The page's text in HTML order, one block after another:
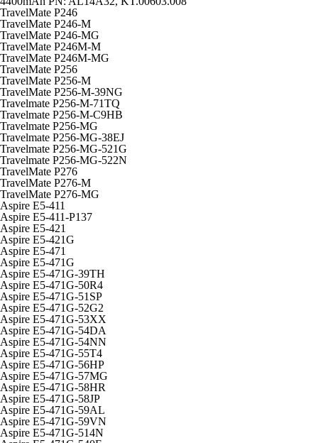
TravelMate P246
TravelMate P246-M
TravelMate P246-MG
TravelMate P246M-M
TravelMate P246M-MG
TravelMate P256
TravelMate P256-M
TravelMate P256-M-39NG
Travelmate P256-M-71TQ
Travelmate P256-M-C9HB
Travelmate P256-MG
Travelmate P256-MG-38EJ
Travelmate P256-MG-521G
Travelmate P256-MG-522N
TravelMate P276
TravelMate P276-M
TravelMate P276-MG
Aspire E5-411
Aspire E5-411-P137
Aspire E5-421
Aspire E5-421G
Aspire E5-471
Aspire E5-471G
Aspire E5-471G-39TH
Aspire E5-471G-50R4
Aspire E5-471G-51SP
Aspire E5-471G-52G2
Aspire E5-471G-53XX
Aspire E5-471G-54DA
Aspire E5-471G-54NN
Aspire E5-471G-55T4
Aspire E5-471G-56HP
Aspire E5-471G-57MG
Aspire E5-471G-58HR
Aspire E5-471G-58JP
Aspire E5-471G-59AL
Aspire E5-471G-59VN
Aspire E5-471G-514N